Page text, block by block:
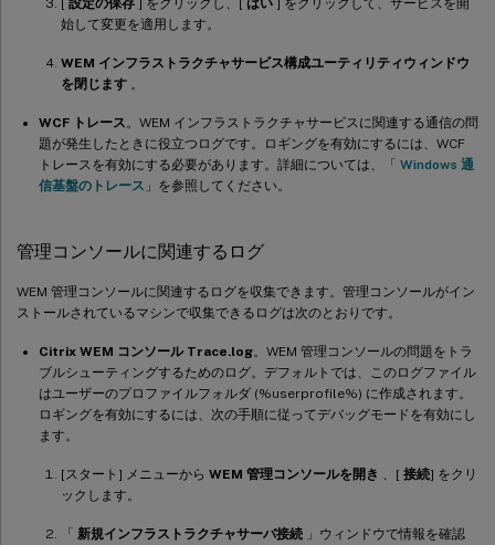
始して変更を適用します。
WEM インフラストラクチャサービス構成ユーティリティウィンドウ
を閉じます 。
WCF トレース 。WEM インフラストラクチャサービスに関連する通信の問
題が発生したときに役立つログです。ロギングを有効にするには、WCF
トレースを有効にする必要があります。詳細については、「 Windows 通
信基盤のトレース 」を参照してください。
管理コンソールに関連するログ
WEM 管理コンソールに関連するログを収集できます。管理コンソールがイン
ストールされているマシンで収集できるログは次のとおりです。
Citrix WEM コンソール Trace.log。WEM 管理コンソールの問題をトラ
ブルシューティングするためのログ。デフォルトでは、このログファイル
はユーザーのプロファイルフォルダ (%userprofile%) に作成されます。
ロギングを有効にするには、次の手順に従ってデバッグモードを有効にし
ます。
[スタート] メニューから WEM 管理コンソールを開き 、[ 接続] をクリ
ックします。
「 新規インフラストラクチャサーバ接続 」ウィンドウで情報を確認